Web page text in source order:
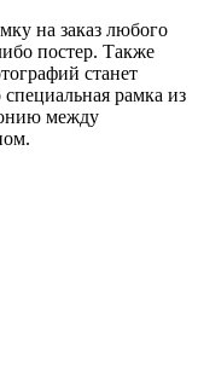
на заказ любого
постер. Также
станет
рамка из
между